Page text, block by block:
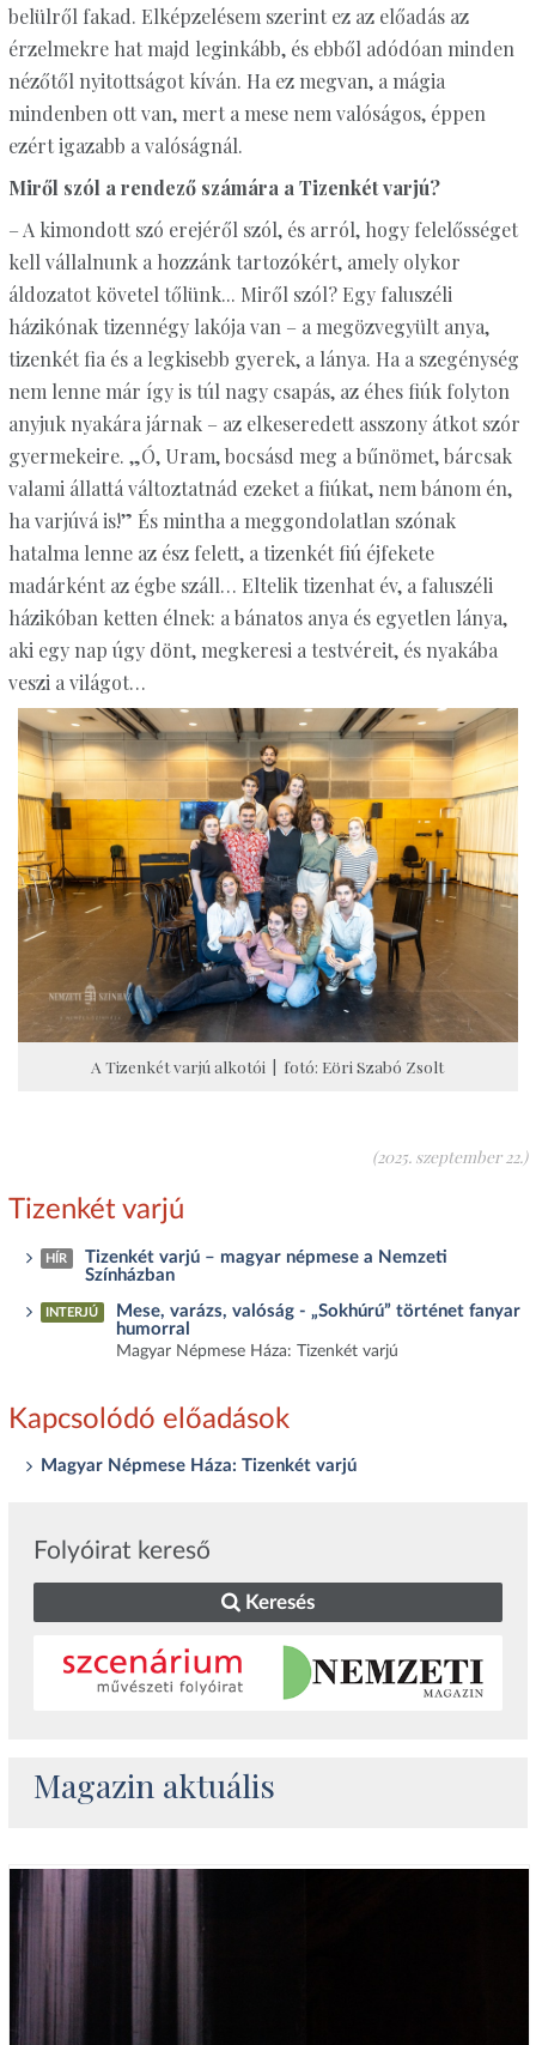
belülről fakad. Elképzelésem szerint ez az előadás az
érzelmekre hat majd leginkább, és ebből adódóan minden
nézőtől nyitottságot kíván. Ha ez megvan, a mágia
mindenben ott van, mert a mese nem valóságos, éppen
ezért igazabb a valóságnál.
Miről szól a rendező számára a Tizenkét varjú?
– A kimondott szó erejéről szól, és arról, hogy felelősséget
kell vállalnunk a hozzánk tartozókért, amely olykor
áldozatot követel tőlünk... Miről szól? Egy faluszéli
házikónak tizennégy lakója van – a megözvegyült anya,
tizenkét fia és a legkisebb gyerek, a lánya. Ha a szegénység
nem lenne már így is túl nagy csapás, az éhes fiúk folyton
anyjuk nyakára járnak – az elkeseredett asszony átkot szór
gyermekeire. „Ó, Uram, bocsásd meg a bűnömet, bárcsak
valami állattá változtatnád ezeket a fiúkat, nem bánom én,
ha varjúvá is!” És mintha a meggondolatlan szónak
hatalma lenne az ész felett, a tizenkét fiú éjfekete
madárként az égbe száll… Eltelik tizenhat év, a faluszéli
házikóban ketten élnek: a bánatos anya és egyetlen lánya,
aki egy nap úgy dönt, megkeresi a testvéreit, és nyakába
veszi a világot…
A Tizenkét varjú alkotói | fotó: Eöri Szabó Zsolt
(2025. szeptember 22.)
Tizenkét varjú
HÍR
Tizenkét varjú – magyar népmese a Nemzeti
Színházban
INTERJÚ
Mese, varázs, valóság - „Sokhúrú” történet fanyar
humorral
Magyar Népmese Háza: Tizenkét varjú
Kapcsolódó előadások
Magyar Népmese Háza: Tizenkét varjú
Folyóirat kereső
Keresés
Magazin aktuális